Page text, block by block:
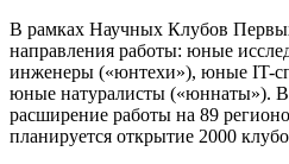
В рамках Научных Клубов
направления работы: юные
инженеры («юнтехи»), юные IT-
юные натуралисты («юннаты»). В
расширение работы на 89
планируется открытие 2000